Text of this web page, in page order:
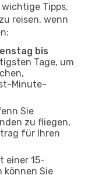
Tipps,
reisen, wenn
bis
Tage, um
Minute-
Sie
zu fliegen,
für Ihren
einer 15-
können Sie